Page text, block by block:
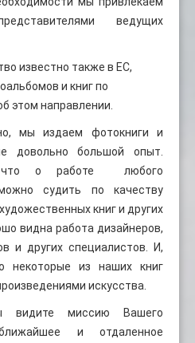
ведущих
известно также в ЕС,
и книг по
этом направлении.
мы издаем фотокниги и
довольно большой опыт.
что о работе любого
судить по качеству
книг и других
видна работа дизайнеров,
и других специалистов. И,
некоторые из наших книг
искусства.
миссию Вашего
и отдаленное